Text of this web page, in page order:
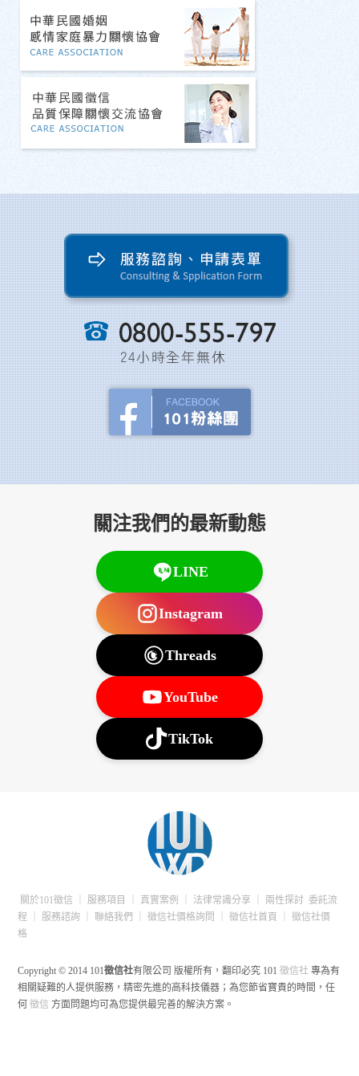
關注我們的最新動態
LINE
Instagram
Threads
YouTube
TikTok
關於101徵信 服務項目 真實案例 法律常識分享 兩性探討 委託流
程
服務諮詢 聯絡我們 徵信社價格詢問 徵信社首頁
徵信社價
格
Copyright © 2014 101徵信社有限公司 版權所有，翻印必究 101 徵信社 專為有
相關疑難的人提供服務，精密先進的高科技儀器；為您節省寶貴的時間，任
何 徵信 方面問題均可為您提供最完善的解決方案。